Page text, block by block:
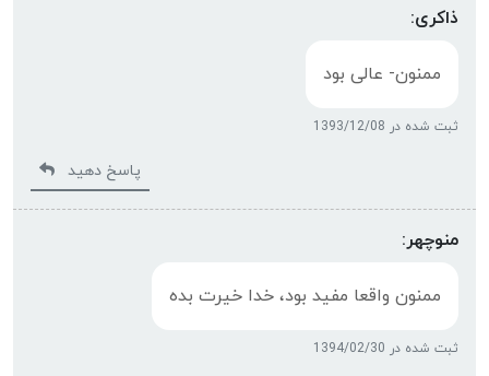
ذاکری:
ممنون- عالی بود
ثبت شده در 1393/12/08
پاسخ دهید
منوچهر:
ممنون واقعا مفيد بود، خدا خيرت بده
ثبت شده در 1394/02/30